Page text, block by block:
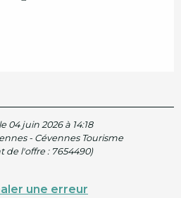
04 juin 2026 à 14:18
- Cévennes Tourisme
de l'offre : 7654490)
une erreur